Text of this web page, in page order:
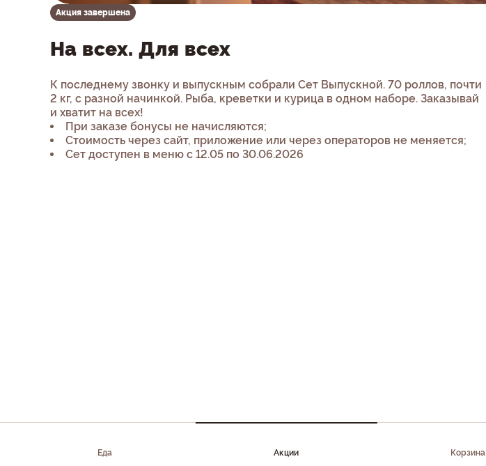
Акция завершена
На всех. Для всех
К последнему звонку и выпускным собрали Сет Выпускной. 70 роллов, почти
2 кг, с разной начинкой. Рыба, креветки и курица в одном наборе. Заказывай
и хватит на всех!
При заказе бонусы не начисляются;
Стоимость через сайт, приложение или через операторов не меняется;
Сет доступен в меню с 12.05 по 30.06.2026
Еда Акции Корзина